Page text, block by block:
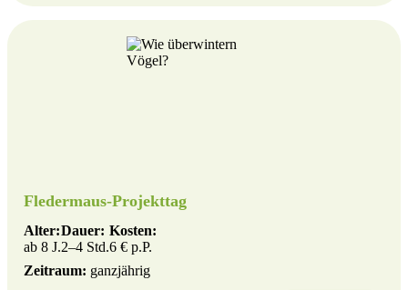
Fledermaus-Projekttag
Alter:
ab 8 J.
Dauer:
2–4 Std.
Kosten:
6 € p.P.
Zeitraum: ganzjährig